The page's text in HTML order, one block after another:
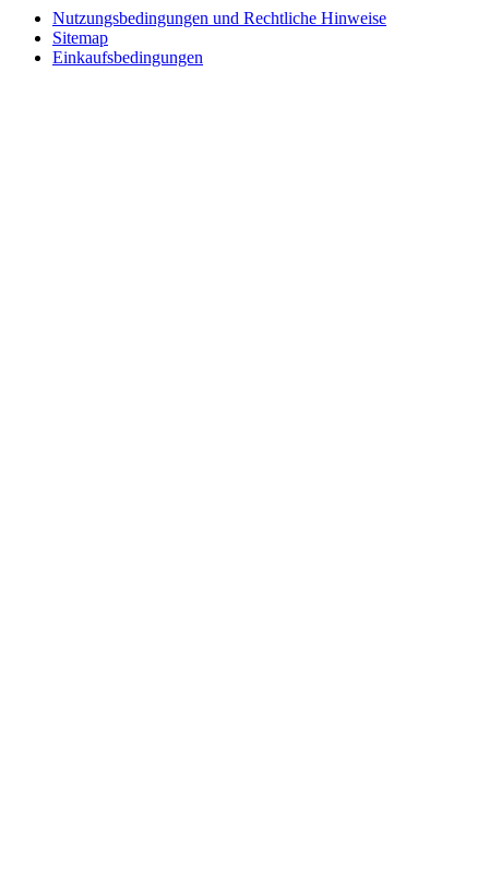
Nutzungsbedingungen und Rechtliche Hinweise
Sitemap
Einkaufsbedingungen